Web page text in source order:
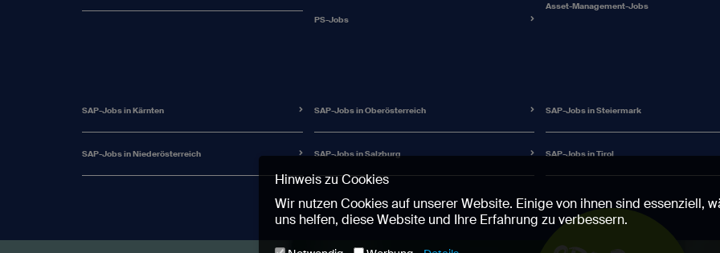
PS-Jobs
Asset-Management-Jobs
SAP-Jobs in Kärnten
SAP-Jobs in Niederösterreich
SAP-Jobs in Oberösterreich
SAP-Jobs in Salzburg
SAP-Jobs in Steiermark
SAP-Jobs in Tirol
Hinweis zu Cookies
Wir nutzen Cookies auf unserer Website. Einige von ihnen sind essenziell,
uns helfen, diese Website und Ihre Erfahrung zu verbessern.